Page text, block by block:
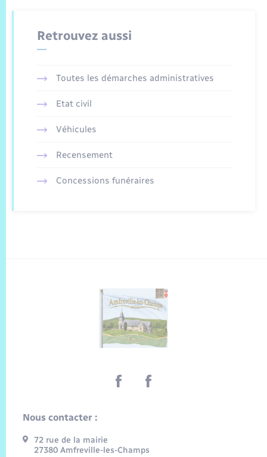
Retrouvez aussi
Toutes les démarches administratives
Etat civil
Véhicules
Recensement
Concessions funéraires
Nous contacter :
72 rue de la mairie
27380 Amfreville-les-Champs